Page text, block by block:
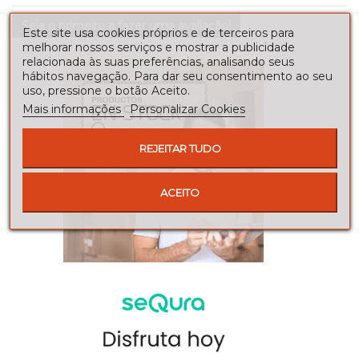
Seja o primeiro a fazer uma avaliação!
Este site usa cookies próprios e de terceiros para
melhorar nossos serviços e mostrar a publicidade
relacionada às suas preferências, analisando seus
hábitos navegação. Para dar seu consentimento ao seu
uso, pressione o botão Aceito.
Mais informações Personalizar Cookies
REJEITAR TUDO
ACEITO